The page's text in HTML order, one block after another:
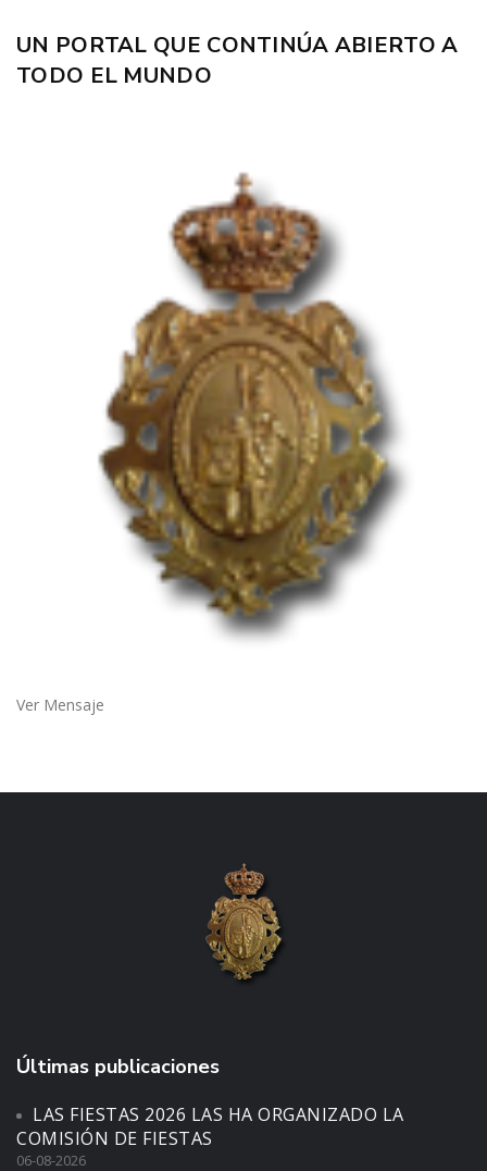
UN PORTAL QUE CONTINÚA ABIERTO A
TODO EL MUNDO
Ver Mensaje
Últimas publicaciones
LAS FIESTAS 2026 LAS HA ORGANIZADO LA
COMISIÓN DE FIESTAS
06-08-2026